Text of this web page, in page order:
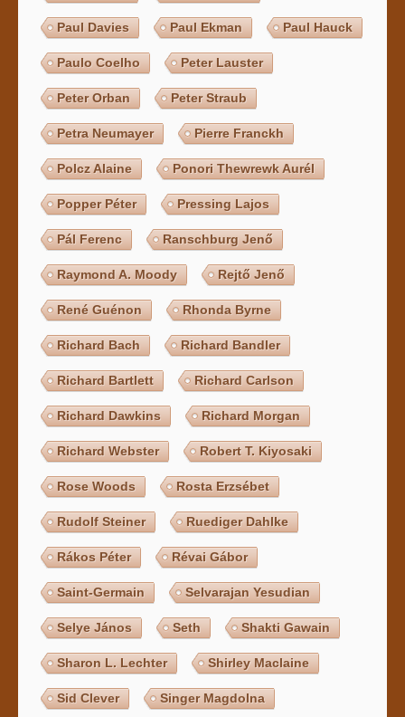
Paul Davies Paul Ekman Paul Hauck
Paulo Coelho Peter Lauster
Peter Orban Peter Straub
Petra Neumayer Pierre Franckh
Polcz Alaine Ponori Thewrewk Aurél
Popper Péter Pressing Lajos
Pál Ferenc Ranschburg Jenő
Raymond A. Moody Rejtő Jenő
René Guénon Rhonda Byrne
Richard Bach Richard Bandler
Richard Bartlett Richard Carlson
Richard Dawkins Richard Morgan
Richard Webster Robert T. Kiyosaki
Rose Woods Rosta Erzsébet
Rudolf Steiner Ruediger Dahlke
Rákos Péter Révai Gábor
Saint-Germain Selvarajan Yesudian
Selye János Seth Shakti Gawain
Sharon L. Lechter Shirley Maclaine
Sid Clever Singer Magdolna